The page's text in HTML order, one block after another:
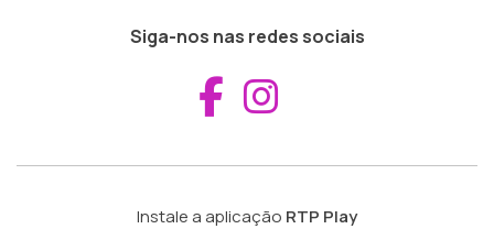
Siga-nos nas redes sociais
Aceder ao
Instale a aplicação RTP Play